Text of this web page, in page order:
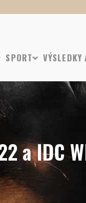
SPORT VÝSLEDKY
a IDC